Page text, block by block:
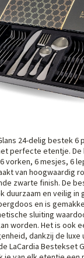
24-delig bestek 6
perfecte etentje.
vorken, 6 mesjes, 6
van hoogwaardig
zwarte finish. De
duurzaam en veilig in
en is
sluiting
worden. Het is ook
dankzij de luxe
LaCardia Bestekset